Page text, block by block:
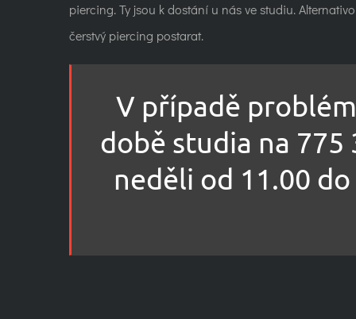
piercing. Ty jsou k dostání u nás ve studiu.
čerstvý piercing postarat.
V případě
době studia na
neděli od 11.00